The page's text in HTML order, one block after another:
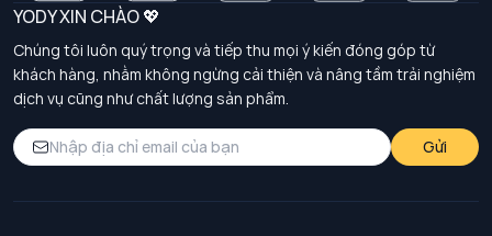
YODY XIN CHÀO 💖
Chúng tôi luôn quý trọng và tiếp thu mọi ý kiến đóng góp từ
khách hàng, nhằm không ngừng cải thiện và nâng tầm trải nghiệm
dịch vụ cũng như chất lượng sản phẩm.
Gửi